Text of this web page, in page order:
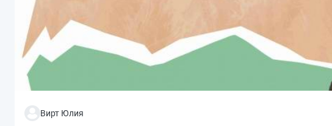
Вирт Юлия